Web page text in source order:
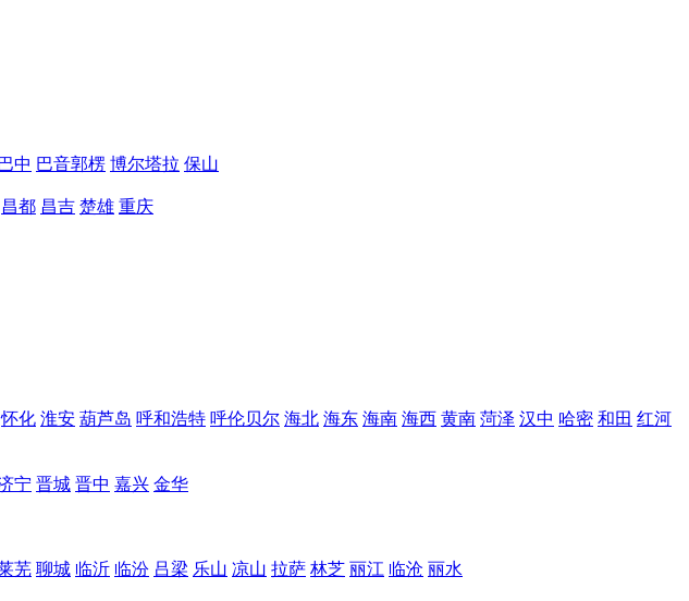
巴中 巴音郭楞 博尔塔拉 保山
昌都 昌吉 楚雄 重庆
怀化 淮安 葫芦岛 呼和浩特 呼伦贝尔 海北 海东 海南 海西 黄南 菏泽 汉中 哈密 和田 红河
宁 晋城 晋中 嘉兴 金华
芜 聊城 临沂 临汾 吕梁 乐山 凉山 拉萨 林芝 丽江 临沧 丽水